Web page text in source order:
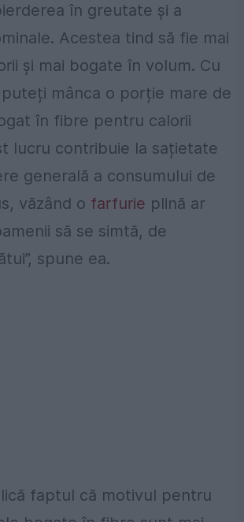
în greutate și a
Acestea tind să fie mai
și mai bogate în volum. Cu
mânca o porție mare de
în fibre pentru calorii
lucru contribuie la sațietate
generală a consumului de
văzând o farfurie plină ar
să se simtă, de
spune ea.
faptul că motivul pentru